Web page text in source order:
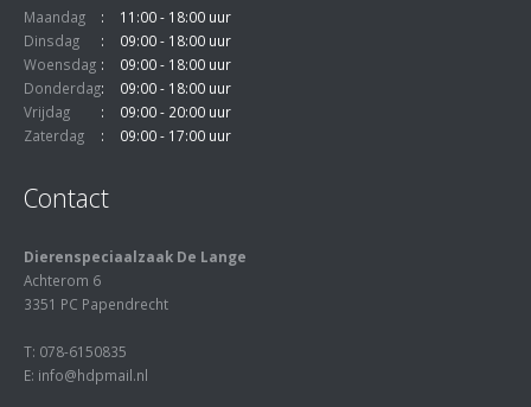
Maandag
11:00 - 18:00 uur
Dinsdag
09:00 - 18:00 uur
Woensdag
09:00 - 18:00 uur
Donderdag
09:00 - 18:00 uur
Vrijdag
09:00 - 20:00 uur
Zaterdag
09:00 - 17:00 uur
Contact
Dierenspeciaalzaak De Lange
Achterom 6
3351 PC Papendrecht
T: 078-6150835
E: info@hdpmail.nl